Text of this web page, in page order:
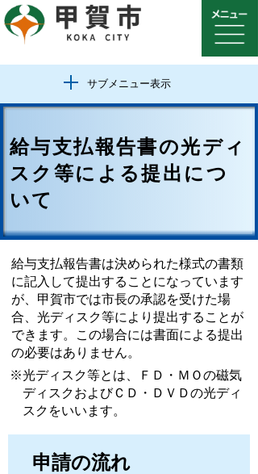
サブメニュー表示
給与支払報告書の光ディ
スク等による提出につ
いて
給与支払報告書は決められた様式の書類
に記入して提出することになっています
が、甲賀市では市長の承認を受けた場
合、光ディスク等により提出することが
できます。この場合には書面による提出
の必要はありません。
※光ディスク等とは、ＦＤ・ＭＯの磁気
ディスクおよびＣＤ・ＤＶＤの光ディ
スクをいいます。
申請の流れ